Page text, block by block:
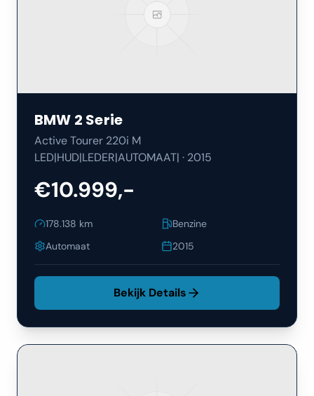
BMW 2 Serie
Active Tourer 220i M
LED|HUD|LEDER|AUTOMAAT| · 2015
€10.999,-
178.138 km
Benzine
Automaat
2015
Bekijk Details